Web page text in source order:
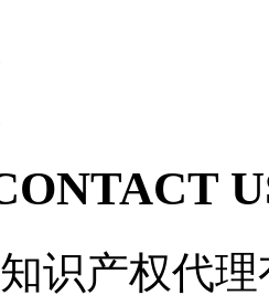
识产权代